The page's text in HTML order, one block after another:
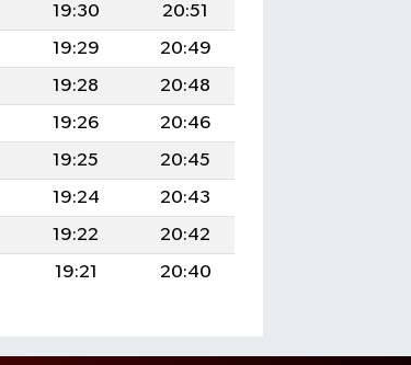
19:30
20:51
19:29
20:49
19:28
20:48
19:26
20:46
19:25
20:45
19:24
20:43
19:22
20:42
19:21 20:40